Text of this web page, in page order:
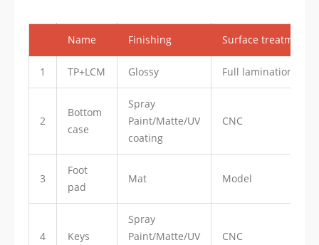
Name Finishing Surface treatment
1 TP+LCM Glossy Full lamination
2
Bottom
case
Spray
Paint/Matte/UV
coating
CNC
3
Foot
pad
Mat Model
4 Keys
Spray
Paint/Matte/UV
CNC